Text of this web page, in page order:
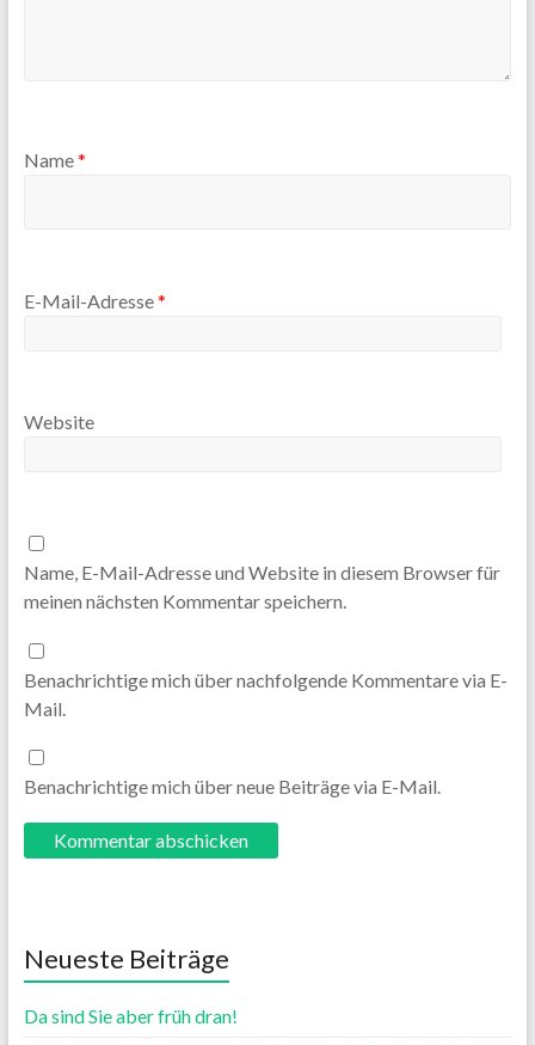
Name*
E-Mail-Adresse*
Website
Name, E-Mail-Adresse und Website in diesem Browser für
meinen nächsten Kommentar speichern.
Benachrichtige mich über nachfolgende Kommentare via E-
Mail.
Benachrichtige mich über neue Beiträge via E-Mail.
Neueste Beiträge
Da sind Sie aber früh dran!